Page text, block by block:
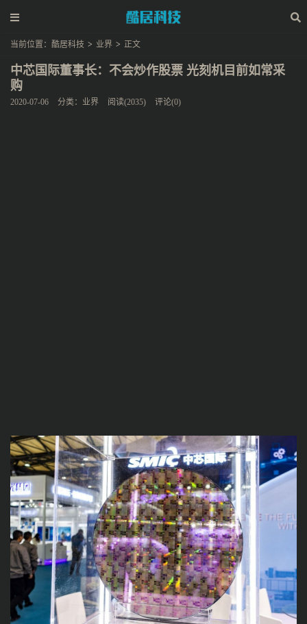
当前位置： 酷居科技 > 业界 > 正文
中芯国际董事长：不会炒作股票 光刻机目前如常采
购
2020-07-06 分类： 业界 阅读(2035) 评论(0)